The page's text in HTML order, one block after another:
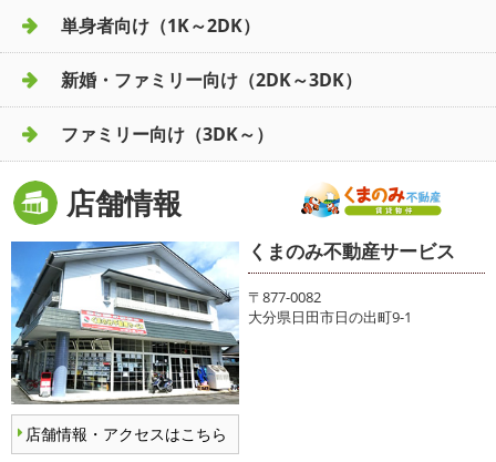
単身者向け（1K～2DK）
新婚・ファミリー向け（2DK～3DK）
ファミリー向け（3DK～）
店舗情報
店舗情報・アクセスはこちら
くまのみ不動産サービス
〒877-0082
大分県日田市日の出町9-1